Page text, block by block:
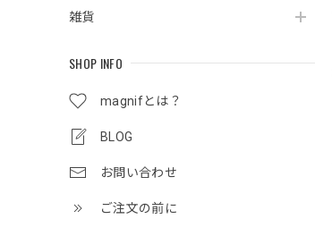
雑貨
SHOP INFO
magnifとは？
BLOG
お問い合わせ
ご注文の前に